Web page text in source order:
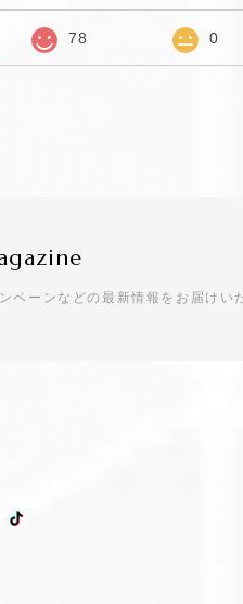
78 0
ペーンなどの最新情報をお届けい